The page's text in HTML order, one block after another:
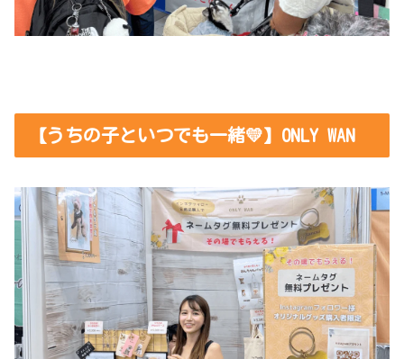
【うちの子といつでも一緒💛】ONLY WAN